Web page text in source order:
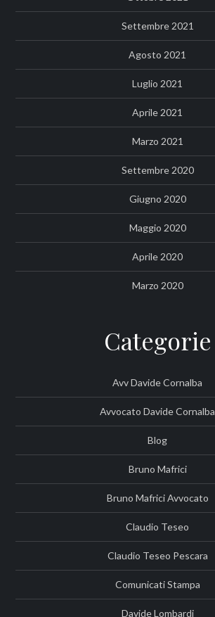
Settembre 2021
Agosto 2021
Luglio 2021
Aprile 2021
Marzo 2021
Settembre 2020
Giugno 2020
Maggio 2020
Aprile 2020
Marzo 2020
Categorie
Avv Davide Cornalba
Avvocato Davide Cornalba
Blog
Bruno Mafrici
Bruno Mafrici Avvocato
Claudio Teseo
Claudio Teseo Pescara
Comunicati Stampa
Davide Lombardi